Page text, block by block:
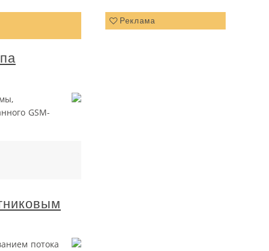
Реклама
GSM-
потока